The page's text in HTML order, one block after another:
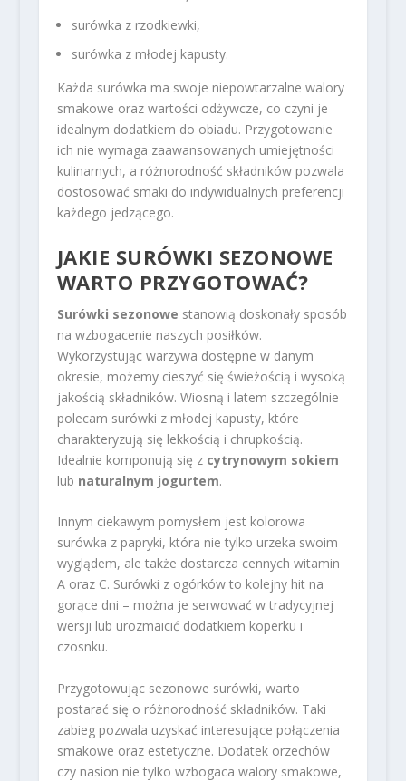
surówka z rzodkiewki,
surówka z młodej kapusty.
Każda surówka ma swoje niepowtarzalne walory
smakowe oraz wartości odżywcze, co czyni je
idealnym dodatkiem do obiadu. Przygotowanie
ich nie wymaga zaawansowanych umiejętności
kulinarnych, a różnorodność składników pozwala
dostosować smaki do indywidualnych preferencji
każdego jedzącego.
JAKIE SURÓWKI SEZONOWE
WARTO PRZYGOTOWAĆ?
Surówki sezonowe stanowią doskonały sposób
na wzbogacenie naszych posiłków.
Wykorzystując warzywa dostępne w danym
okresie, możemy cieszyć się świeżością i wysoką
jakością składników. Wiosną i latem szczególnie
polecam surówki z młodej kapusty, które
charakteryzują się lekkością i chrupkością.
Idealnie komponują się z cytrynowym sokiem
lub naturalnym jogurtem.
Innym ciekawym pomysłem jest kolorowa
surówka z papryki, która nie tylko urzeka swoim
wyglądem, ale także dostarcza cennych witamin
A oraz C. Surówki z ogórków to kolejny hit na
gorące dni – można je serwować w tradycyjnej
wersji lub urozmaicić dodatkiem koperku i
czosnku.
Przygotowując sezonowe surówki, warto
postarać się o różnorodność składników. Taki
zabieg pozwala uzyskać interesujące połączenia
smakowe oraz estetyczne. Dodatek orzechów
czy nasion nie tylko wzbogaca walory smakowe,